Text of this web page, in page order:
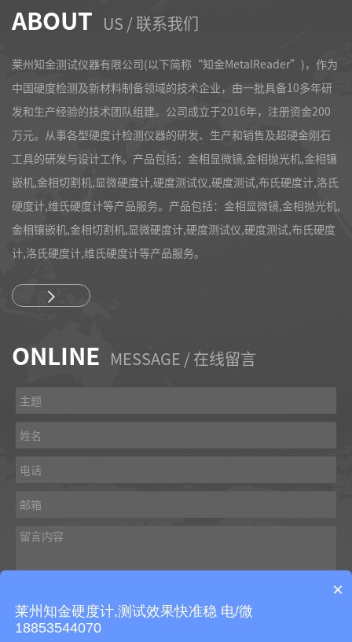
ABOUT US / 联系我们
莱州知金测试仪器有限公司(以下简称“知金MetalReader”)，作为
中国硬度检测及新材料制备领域的技术企业，由一批具备10多年研
发和生产经验的技术团队组建。公司成立于2016年，注册资金200
万元。从事各型硬度计检测仪器的研发、生产和销售及超硬金刚石
工具的研发与设计工作。产品包括：金相显微镜,金相抛光机,金相镶
嵌机,金相切割机,显微硬度计,硬度测试仪,硬度测试,布氏硬度计,洛氏
硬度计,维氏硬度计等产品服务。产品包括：金相显微镜,金相抛光机,
金相镶嵌机,金相切割机,显微硬度计,硬度测试仪,硬度测试,布氏硬度
计,洛氏硬度计,维氏硬度计等产品服务。
ONLINE MESSAGE / 在线留言
×
莱州知金硬度计,测试效果快准稳 电/微
18853544070